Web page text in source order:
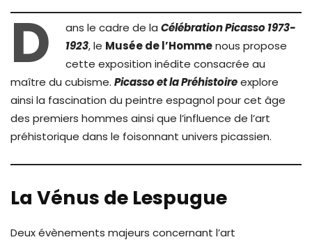
D ans le cadre de la Célébration Picasso 1973-
1923, le Musée de l’Hommenous propose
cette exposition inédite consacrée au
maître du cubisme. Picasso et la Préhistoireexplore
ainsi la fascination du peintre espagnol pour cet âge
des premiers hommes ainsi que l’influence de l’art
préhistorique dans le foisonnant univers picassien.
La Vénus de Lespugue
Deux évènements majeurs concernant l’art